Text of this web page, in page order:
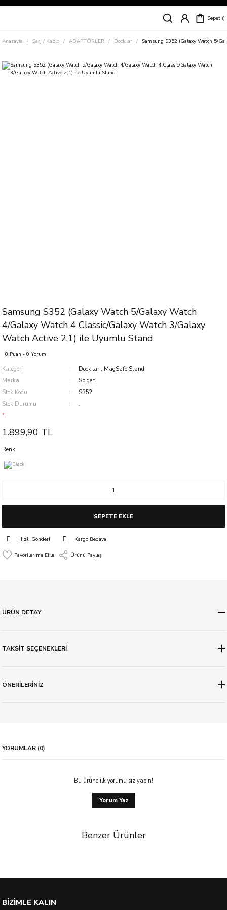
Siparişleriniz
Sepet
Anasayfa Şarj / Kablo ADAPTÖRLER Dock'lar Samsung S352 (Galaxy Watch 5/
Samsung S352 (Galaxy Watch 5/Galaxy Watch
4/Galaxy Watch 4 Classic/Galaxy Watch 3/Galaxy
Watch Active 2,1) ile Uyumlu Stand
0 Puan - 0 Yorum
Kategori Dock'lar , MagSafe Stand
Marka
Spigen
Stok Kodu
S352
Stok Durumu
.
*.
1.899,90 TL
Renk
SEPETE EKLE
Hızlı Gönderi Kargo Bedava
Ürünü Paylaş
ÜRÜN DETAY
TAKSİT SEÇENEKLERİ
ÖNERİLERİNİZ
YORUMLAR (0)
Bu ürüne ilk yorumu siz yapın!
Yorum Yaz
Benzer Ürünler
BİZİMLE KALIN